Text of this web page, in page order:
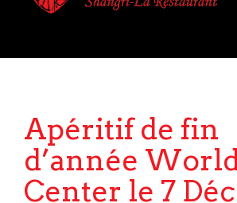
Apéritif de fin
d’année
Center le 7